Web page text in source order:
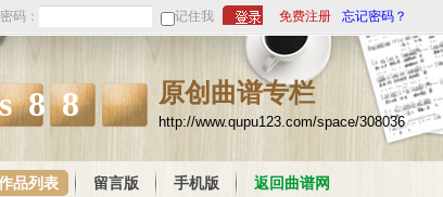
密码： 记住我 免费注册 忘记密码？
原创曲谱专栏
http://www.qupu123.com/space/308036
品列表 留言版 手机版 返回曲谱网